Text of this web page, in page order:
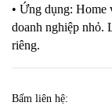
• Ứng dụng:
doanh nghiệp nhỏ.
riêng.
Bấm liên hệ: